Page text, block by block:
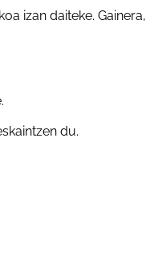
izan daiteke. Gainera,
du.